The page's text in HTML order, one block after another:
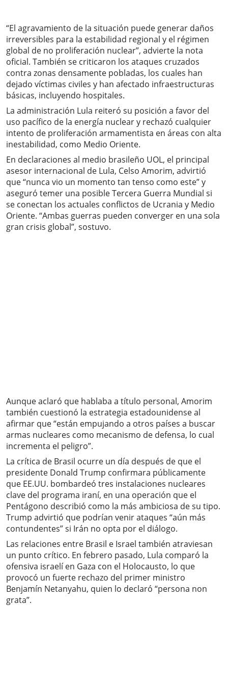
“El agravamiento de la situación puede generar daños
irreversibles para la estabilidad regional y el régimen
global de no proliferación nuclear”, advierte la nota
oficial. También se criticaron los ataques cruzados
contra zonas densamente pobladas, los cuales han
dejado víctimas civiles y han afectado infraestructuras
básicas, incluyendo hospitales.
La administración Lula reiteró su posición a favor del
uso pacífico de la energía nuclear y rechazó cualquier
intento de proliferación armamentista en áreas con alta
inestabilidad, como Medio Oriente.
En declaraciones al medio brasileño UOL, el principal
asesor internacional de Lula, Celso Amorim, advirtió
que “nunca vio un momento tan tenso como este” y
aseguró temer una posible Tercera Guerra Mundial si
se conectan los actuales conflictos de Ucrania y Medio
Oriente. “Ambas guerras pueden converger en una sola
gran crisis global”, sostuvo.
Aunque aclaró que hablaba a título personal, Amorim
también cuestionó la estrategia estadounidense al
afirmar que “están empujando a otros países a buscar
armas nucleares como mecanismo de defensa, lo cual
incrementa el peligro”.
La crítica de Brasil ocurre un día después de que el
presidente Donald Trump confirmara públicamente
que EE.UU. bombardeó tres instalaciones nucleares
clave del programa iraní, en una operación que el
Pentágono describió como la más ambiciosa de su tipo.
Trump advirtió que podrían venir ataques “aún más
contundentes” si Irán no opta por el diálogo.
Las relaciones entre Brasil e Israel también atraviesan
un punto crítico. En febrero pasado, Lula comparó la
ofensiva israelí en Gaza con el Holocausto, lo que
provocó un fuerte rechazo del primer ministro
Benjamín Netanyahu, quien lo declaró “persona non
grata”.